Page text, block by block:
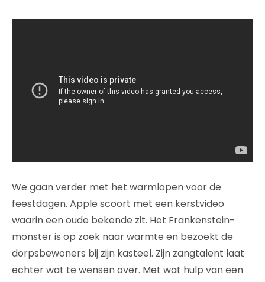
We gaan verder met het warmlopen voor de
feestdagen. Apple scoort met een kerstvideo
waarin een oude bekende zit. Het Frankenstein-
monster is op zoek naar warmte en bezoekt de
dorpsbewoners bij zijn kasteel. Zijn zangtalent laat
echter wat te wensen over. Met wat hulp van een